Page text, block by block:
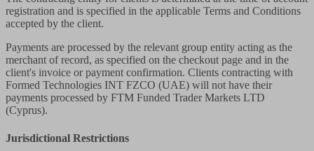
registration and is specified in the applicable Terms and Conditions
accepted by the client.
Payments are processed by the relevant group entity acting as the
merchant of record, as specified on the checkout page and in the
client's invoice or payment confirmation. Clients contracting with
Formed Technologies INT FZCO (UAE) will not have their
payments processed by FTM Funded Trader Markets LTD
(Cyprus).
Jurisdictional Restrictions